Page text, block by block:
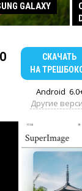
GALAXY
СКАЧАТЬ
НА
Android
Другие